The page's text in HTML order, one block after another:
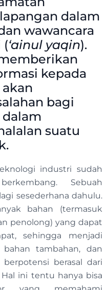
dalam
wawancara
(‘ainul yaqin).
kepada
bagi
dalam
suatu
industri sudah
Sebuah
sesederhana dahulu.
bahan (termasuk
penolong) yang dapat
sehingga menjadi
tambahan, dan
berasal dari
ini tentu hanya bisa